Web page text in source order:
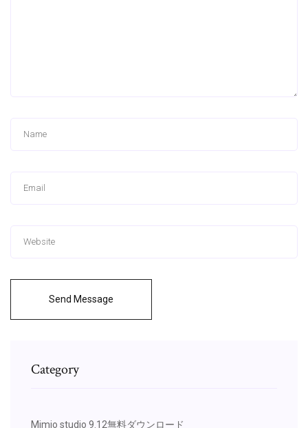
Send Message
Category
Mimio studio 9.12無料ダウンロード